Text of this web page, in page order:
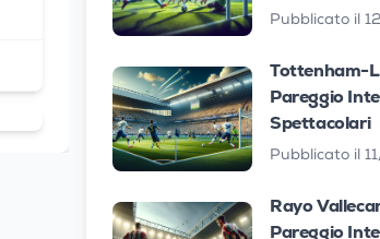
Pubblicato il
Tottenham-
Pareggio
Spettacolari
Pubblicato il
Rayo
Pareggio